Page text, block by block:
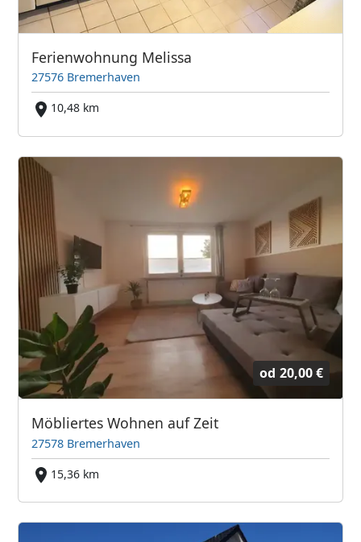
Ferienwohnung Melissa
27576 Bremerhaven
10,48 km
od 20,00 €
Möbliertes Wohnen auf Zeit
27578 Bremerhaven
15,36 km